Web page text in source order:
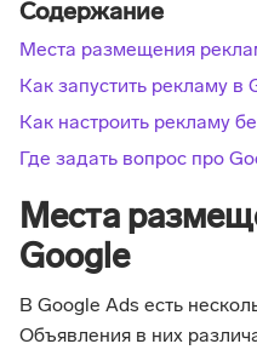
Содержание
Места размещения
Как запустить рекламу в
Как настроить рекламу
Где задать вопрос про
Места
Google
В Google Ads есть
Объявления в них